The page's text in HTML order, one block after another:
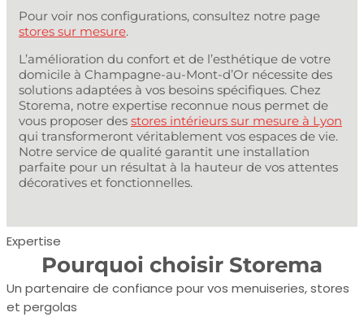
Pour voir nos configurations, consultez notre page
stores sur mesure.
L’amélioration du confort et de l’esthétique de votre
domicile à Champagne-au-Mont-d’Or nécessite des
solutions adaptées à vos besoins spécifiques. Chez
Storema, notre expertise reconnue nous permet de
vous proposer des stores intérieurs sur mesure à Lyon
qui transformeront véritablement vos espaces de vie.
Notre service de qualité garantit une installation
parfaite pour un résultat à la hauteur de vos attentes
décoratives et fonctionnelles.
Expertise
Pourquoi choisir Storema
Un partenaire de confiance pour vos menuiseries, stores
et pergolas